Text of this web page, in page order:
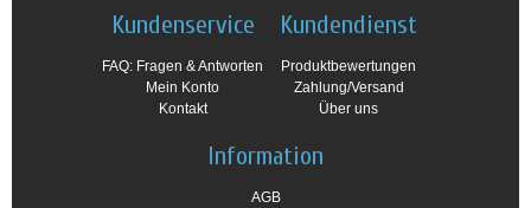
Kundenservice
FAQ: Fragen & Antworten
Mein Konto
Kontakt
Kundendienst
Produktbewertungen
Zahlung/Versand
Über uns
Information
AGB